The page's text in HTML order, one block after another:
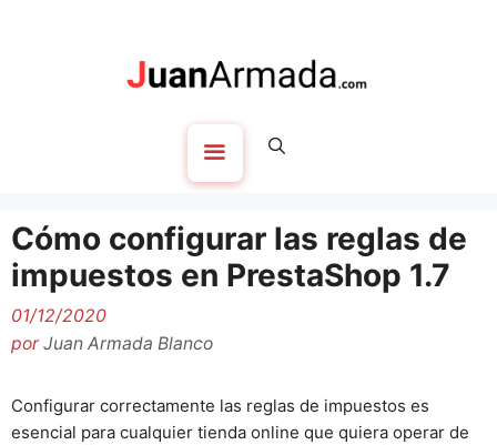
Cómo configurar las reglas de
impuestos en PrestaShop 1.7
01/12/2020
porJuan Armada Blanco
Configurar correctamente las reglas de impuestos es
esencial para cualquier tienda online que quiera operar de